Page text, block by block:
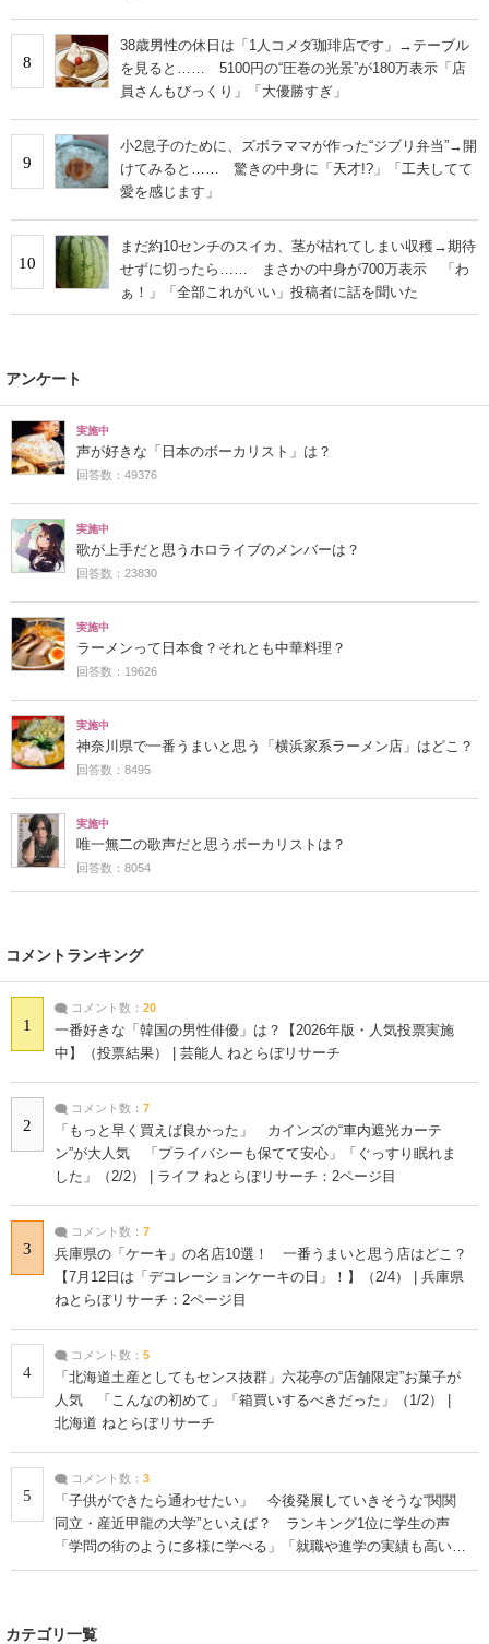
8
38歳男性の休日は「1人コメダ珈琲店です」→テーブル
を見ると…… 5100円の“圧巻の光景”が180万表示「店
員さんもびっくり」「大優勝すぎ」
9
小2息子のために、ズボラママが作った“ジブリ弁当”→開
けてみると…… 驚きの中身に「天才!?」「工夫してて
愛を感じます」
10
まだ約10センチのスイカ、茎が枯れてしまい収穫→期待
せずに切ったら…… まさかの中身が700万表示 「わ
ぁ！」「全部これがいい」投稿者に話を聞いた
アンケート
実施中
声が好きな「日本のボーカリスト」は？
回答数：49376
実施中
歌が上手だと思うホロライブのメンバーは？
回答数：23830
実施中
ラーメンって日本食？それとも中華料理？
回答数：19626
実施中
神奈川県で一番うまいと思う「横浜家系ラーメン店」はどこ？
回答数：8495
実施中
唯一無二の歌声だと思うボーカリストは？
回答数：8054
コメントランキング
1
コメント数： 20
一番好きな「韓国の男性俳優」は？【2026年版・人気投票実施
中】（投票結果） | 芸能人 ねとらぼリサーチ
2
コメント数： 7
「もっと早く買えば良かった」 カインズの“車内遮光カーテ
ン”が大人気 「プライバシーも保てて安心」「ぐっすり眠れま
した」（2/2） | ライフ ねとらぼリサーチ：2ページ目
3
コメント数： 7
兵庫県の「ケーキ」の名店10選！ 一番うまいと思う店はどこ？
【7月12日は「デコレーションケーキの日」！】（2/4） | 兵庫県
ねとらぼリサーチ：2ページ目
4
コメント数： 5
「北海道土産としてもセンス抜群」六花亭の“店舗限定”お菓子が
人気 「こんなの初めて」「箱買いするべきだった」（1/2） |
北海道 ねとらぼリサーチ
5
コメント数： 3
「子供ができたら通わせたい」 今後発展していきそうな“関関
同立・産近甲龍の大学”といえば？ ランキング1位に学生の声
「学問の街のように多様に学べる」「就職や進学の実績も高い」
| 大学 ねとらぼリサーチ
カテゴリ一覧